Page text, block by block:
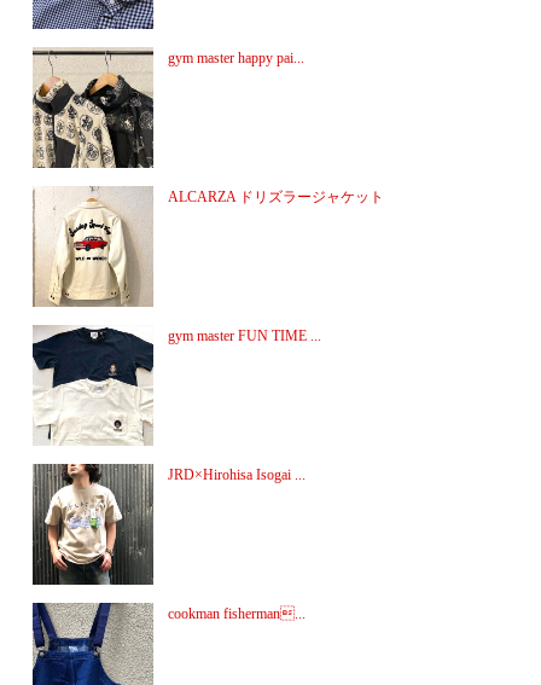
gym master happy pai...
ALCARZA ドリズラージャケット
gym master FUN TIME ...
JRD×Hirohisa Isogai ...
cookman fisherman...